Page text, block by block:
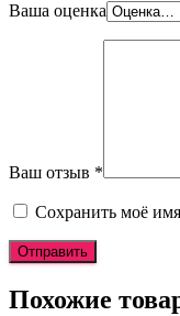
Ваша оценка
Ваш отзыв *
Сохранить моё
Похожие